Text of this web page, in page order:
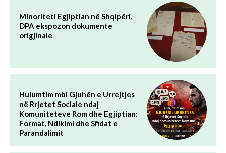
Minoriteti Egjiptian në Shqipëri,
DPA ekspozon dokumente
origjinale
Hulumtim mbi Gjuhën e Urrejtjes
në Rrjetet Sociale ndaj
Komuniteteve Rom dhe Egjiptian:
Format, Ndikimi dhe Sfidat e
Parandalimit